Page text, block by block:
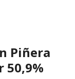
Piñera
50,9%